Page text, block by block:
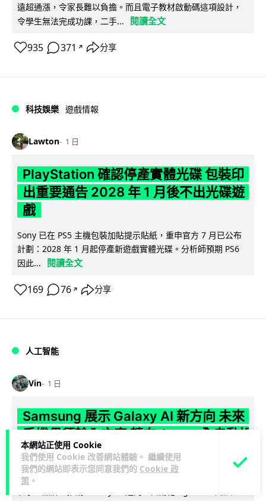
本網站正使用 Cookie
我們使用 Cookie 改善網站體驗。 繼續使用
我們的網站即表示您同意我們的 Cookie 政
策 。
遠超通漲，令家長難以負擔。而且電子教材啟動碼這項設計，
令學生無法完成功課，二手...
閱讀全文
935 371 ↗ 分享
科技娛樂 遊戲情報
Lawton 1 日
PlayStation 確認停產實體光碟 包裝印
出重要通告 2028 年 1 月後不出光碟遊
戲
Sony 已在 PS5 主機包裝加貼提示貼紙，重申官方 7 月已公布
計劃：2028 年 1 月起停產新遊戲實體光碟。分析師預期 PS6
因此...
閱讀全文
169 76 ↗ 分享
人工智能
Vin 1 日
Samsung 展示 Galaxy AI 新方向 未來
手機毋須輸入文字 轉向 Agent 全自動操
作
Samsung 電子 MX 部門顧客體驗辦公室主管兼副總裁 Jay Kim